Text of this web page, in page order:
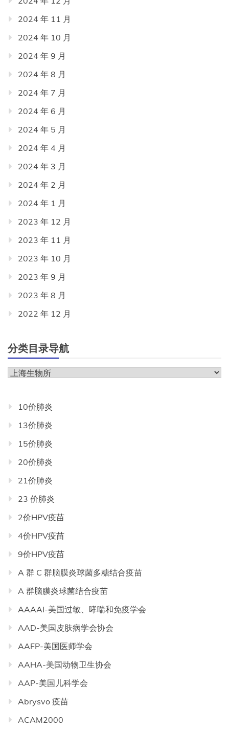
2024 年 11 月
2024 年 10 月
2024 年 9 月
2024 年 8 月
2024 年 7 月
2024 年 6 月
2024 年 5 月
2024 年 4 月
2024 年 3 月
2024 年 2 月
2024 年 1 月
2023 年 12 月
2023 年 11 月
2023 年 10 月
2023 年 9 月
2023 年 8 月
2022 年 12 月
分类目录导航
分
导
航
10价肺炎
13价肺炎
15价肺炎
20价肺炎
21价肺炎
23 价肺炎
2价HPV疫苗
4价HPV疫苗
9价HPV疫苗
A 群 C 群脑膜炎球菌多糖结合疫苗
A 群脑膜炎球菌结合疫苗
AAAAI-美国过敏、哮喘和免疫学会
AAD-美国皮肤病学会协会
AAFP-美国医师学会
AAHA-美国动物卫生协会
AAP-美国儿科学会
Abrysvo 疫苗
ACAM2000